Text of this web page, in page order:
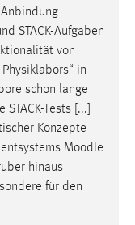
STACK-Aufgaben
von
in
schon lange
Tests [...]
Konzepte
Moodle
hinaus
für den